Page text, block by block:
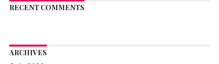
RECENT COMMENTS
ARCHIVES